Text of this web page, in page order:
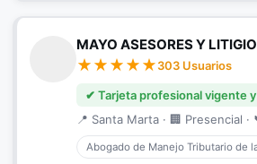
MAYO ASESORES Y
303 Usuarios
✔ Tarjeta profesional vigente
📍 Santa Marta · 🏢 Presencial ·
Abogado de Manejo Tributario de